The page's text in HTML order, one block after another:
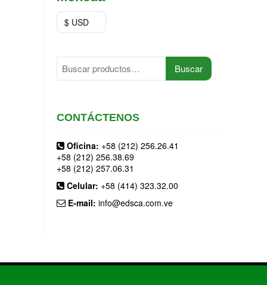
$ USD
por:Buscar
CONTÁCTENOS
Oficina: +58 (212) 256.26.41
+58 (212) 256.38.69
+58 (212) 257.06.31
Celular: +58 (414) 323.32.00
E-mail: info@edsca.com.ve